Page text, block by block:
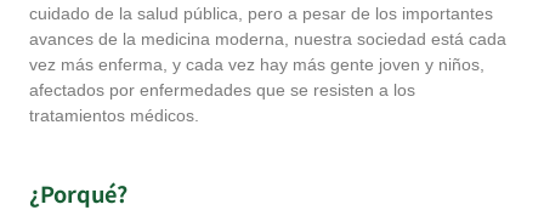
cuidado de la salud pública, pero a pesar de los importantes
avances de la medicina moderna, nuestra sociedad está cada
vez más enferma, y cada vez hay más gente joven y niños,
afectados por enfermedades que se resisten a los
tratamientos médicos.
¿Porqué?